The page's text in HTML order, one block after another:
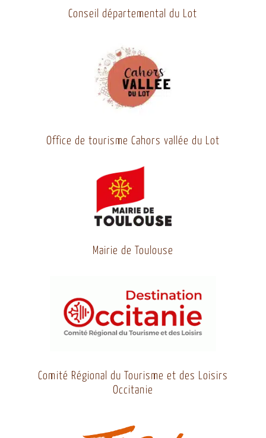
Conseil départemental du Lot
Office de tourisme Cahors vallée du Lot
Mairie de Toulouse
Comité Régional du Tourisme et des Loisirs
Occitanie